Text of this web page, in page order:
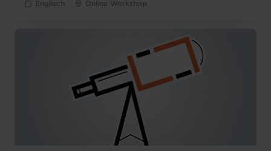
Englisch Online Workshop